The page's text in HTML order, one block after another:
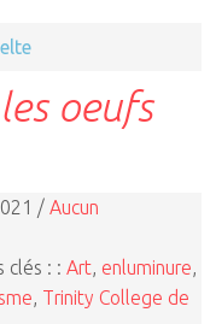
oeufs
/ Aucun
clés : : Art enluminure
Trinity College de